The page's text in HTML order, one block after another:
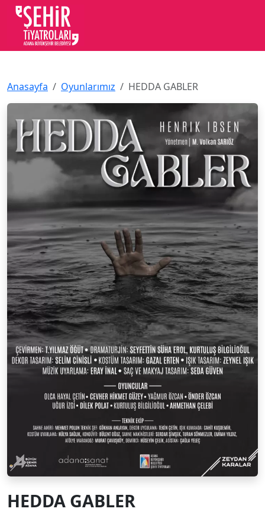
Anasayfa Oyunlarımız HEDDA GABLER
HEDDA GABLER